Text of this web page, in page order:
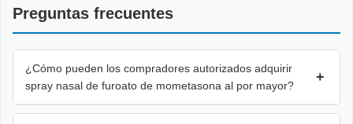
Preguntas frecuentes
¿Cómo pueden los compradores autorizados adquirir
spray nasal de furoato de mometasona al por mayor?
+